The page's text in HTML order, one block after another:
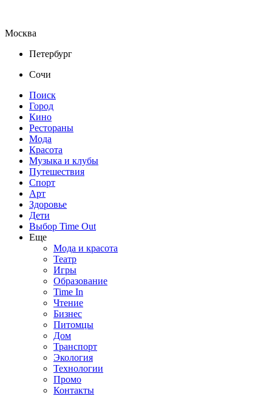
Москва
Петербург
Сочи
Поиск
Город
Кино
Рестораны
Мода
Красота
Музыка и клубы
Путешествия
Спорт
Арт
Здоровье
Дети
Выбор Time Out
Еще
Мода и красота
Театр
Игры
Образование
Time In
Чтение
Бизнес
Питомцы
Дом
Транспорт
Экология
Технологии
Промо
Контакты